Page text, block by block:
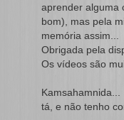
aprender alguma
bom), mas pela
memória assim...
Obrigada pela
Os vídeos são
tá, e não tenho